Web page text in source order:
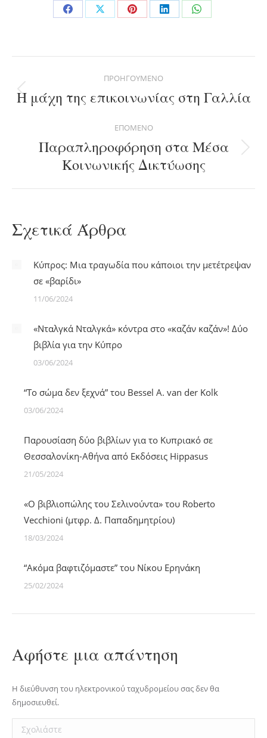
Share
Facebook
Share
X
Share
Pinterest
Share
LinkedIn
Share
WhatsApp
navigation
ΠΡΟΗΓΟΎΜΕΝΟ
Previous
Η μάχη της επικοινωνίας στη Γαλλία
ΕΠΌΜΕΝΟ
Next
post:
Παραπληροφόρηση στα Μέσα
Κοινωνικής Δικτύωσης
Σχετικά Άρθρα
Κύπρος: Μια τραγωδία που κάποιοι την μετέτρεψαν
σε «βαρίδι»
11/06/2024
«Νταλγκά Νταλγκά» κόντρα στο «καζάν καζάν»! Δύο
βιβλία για την Κύπρο
03/06/2024
“Το σώμα δεν ξεχνά” του Bessel A. van der Kolk
03/06/2024
Παρουσίαση δύο βιβλίων για το Κυπριακό σε
Θεσσαλονίκη-Αθήνα από Εκδόσεις Hippasus
21/05/2024
«Ο βιβλιoπώλης του Σελινούντα» του Roberto
Vecchioni (μτφρ. Δ. Παπαδημητρίου)
18/03/2024
“Ακόμα βαφτιζόμαστε” του Νίκου Ερηνάκη
25/02/2024
Αφήστε μια απάντηση
Η διεύθυνση του ηλεκτρονικού ταχυδρομείου σας δεν θα
δημοσιευθεί.
Σχολιάστε